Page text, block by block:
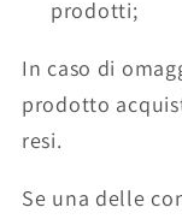
prodotti;
In caso di
prodotto
resi.
Se una delle